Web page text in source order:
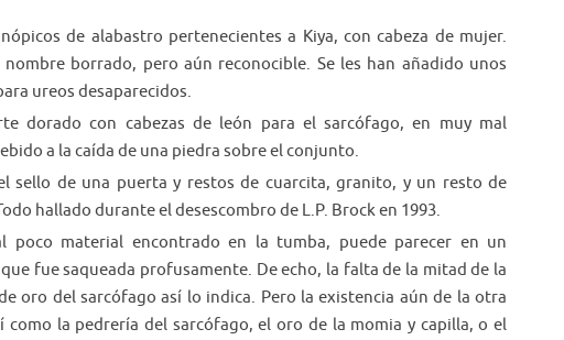
de alabastro pertenecientes a Kiya, con cabeza de mujer.
nombre borrado, pero aún reconocible. Se les han añadido unos
ureos desaparecidos.
dorado con cabezas de león para el sarcófago, en muy mal
a la caída de una piedra sobre el conjunto.
sello de una puerta y restos de cuarcita, granito, y un resto de
hallado durante el desescombro de L.P. Brock en 1993.
poco material encontrado en la tumba, puede parecer en un
fue saqueada profusamente. De echo, la falta de la mitad de la
oro del sarcófago así lo indica. Pero la existencia aún de la otra
como la pedrería del sarcófago, el oro de la momia y capilla, o el